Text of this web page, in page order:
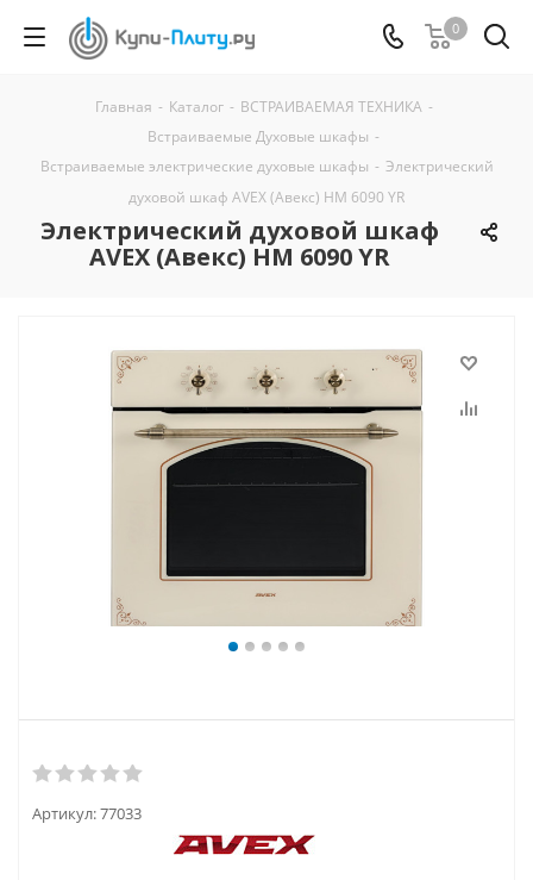
0
Главная - Каталог - ВСТРАИВАЕМАЯ ТЕХНИКА -
Встраиваемые Духовые шкафы -
Встраиваемые электрические духовые шкафы - Электрический
духовой шкаф AVEX (Авекс) HM 6090 YR
Электрический духовой шкаф
AVEX (Авекс) HM 6090 YR
Артикул:77033